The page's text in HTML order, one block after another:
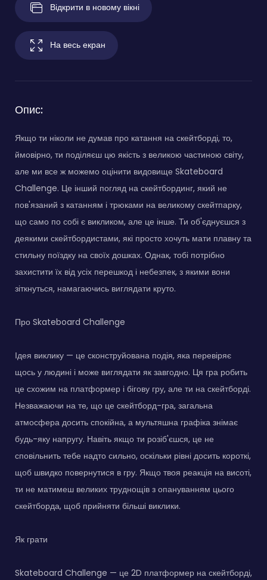
Відкрити в новому вікні
На весь екран
Опис:
Якщо ти ніколи не думав про катання на скейтборді, то,
ймовірно, ти поділяєш цю якість з великою частиною світу,
але ми все ж можемо оцінити видовище Skateboard
Challenge. Це інший погляд на скейтбординг, який не
пов'язаний з катанням і трюками на великому скейтпарку,
що само по собі є викликом, але це інше. Ти об'єднуєшся з
деякими скейтбордистами, які просто хочуть мати плавну та
стильну поїздку на своїх дошках. Однак, тобі потрібно
захистити їх від усіх перешкод і небезпек, з якими вони
зіткнуться, намагаючись виглядати круто.
Про Skateboard Challenge
Ідея виклику — це сконструйована подія, яка перевіряє
щось у людині і може виглядати як завгодно. Ця гра робить
це схожим на платформер і бігову гру, але ти на скейтборді.
Незважаючи на те, що це скейтборд-гра, загальна
атмосфера досить спокійна, а мультяшна графіка знімає
будь-яку напругу. Навіть якщо ти розіб'єшся, це не
сповільнить тебе надто сильно, оскільки рівні досить короткі,
щоб швидко повернутися в гру. Якщо твоя реакція на висоті,
ти не матимеш великих труднощів з опануванням цього
скейтборда, щоб прийняти більші виклики.
Як грати
Skateboard Challenge — це 2D платформер на скейтборді,